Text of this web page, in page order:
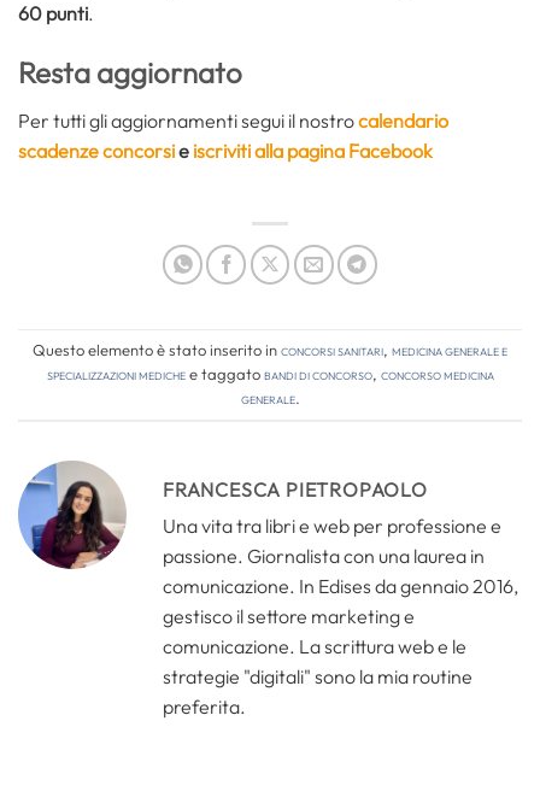
60 punti.
Resta aggiornato
Per tutti gli aggiornamenti segui il nostrocalendario
scadenze concorsie iscriviti alla pagina Facebook
Questo elemento è stato inserito inConcorsi Sanitari, Medicina Generale e
Specializzazioni Medichee taggatobandi di concorso, concorso medicina
generale.
FRANCESCA PIETROPAOLO
Una vita tra libri e web per professione e
passione. Giornalista con una laurea in
comunicazione. In Edises da gennaio 2016,
gestisco il settore marketing e
comunicazione. La scrittura web e le
strategie "digitali" sono la mia routine
preferita.